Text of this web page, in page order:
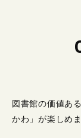
図書館の価値あ
かわ」が楽しめま